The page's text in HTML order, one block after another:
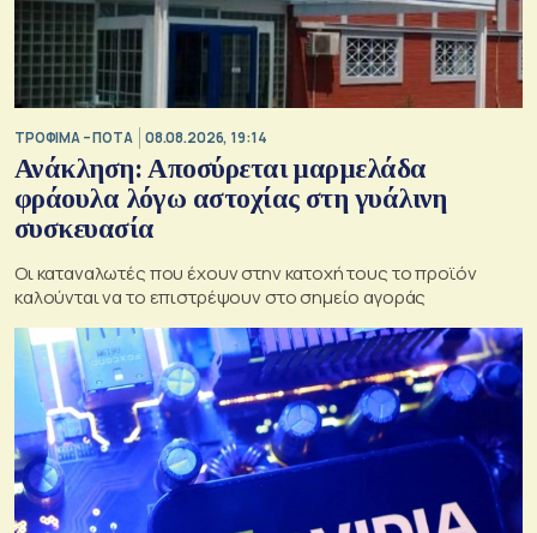
ΤΡΟΦΙΜΑ – ΠΟΤΑ 08.08.2026, 19:14
Ανάκληση: Αποσύρεται μαρμελάδα
φράουλα λόγω αστοχίας στη γυάλινη
συσκευασία
Οι καταναλωτές που έχουν στην κατοχή τους το προϊόν
καλούνται να το επιστρέψουν στο σημείο αγοράς